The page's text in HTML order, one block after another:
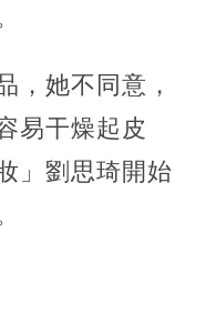
，她不同意，
易干燥起皮
」劉思琦開始